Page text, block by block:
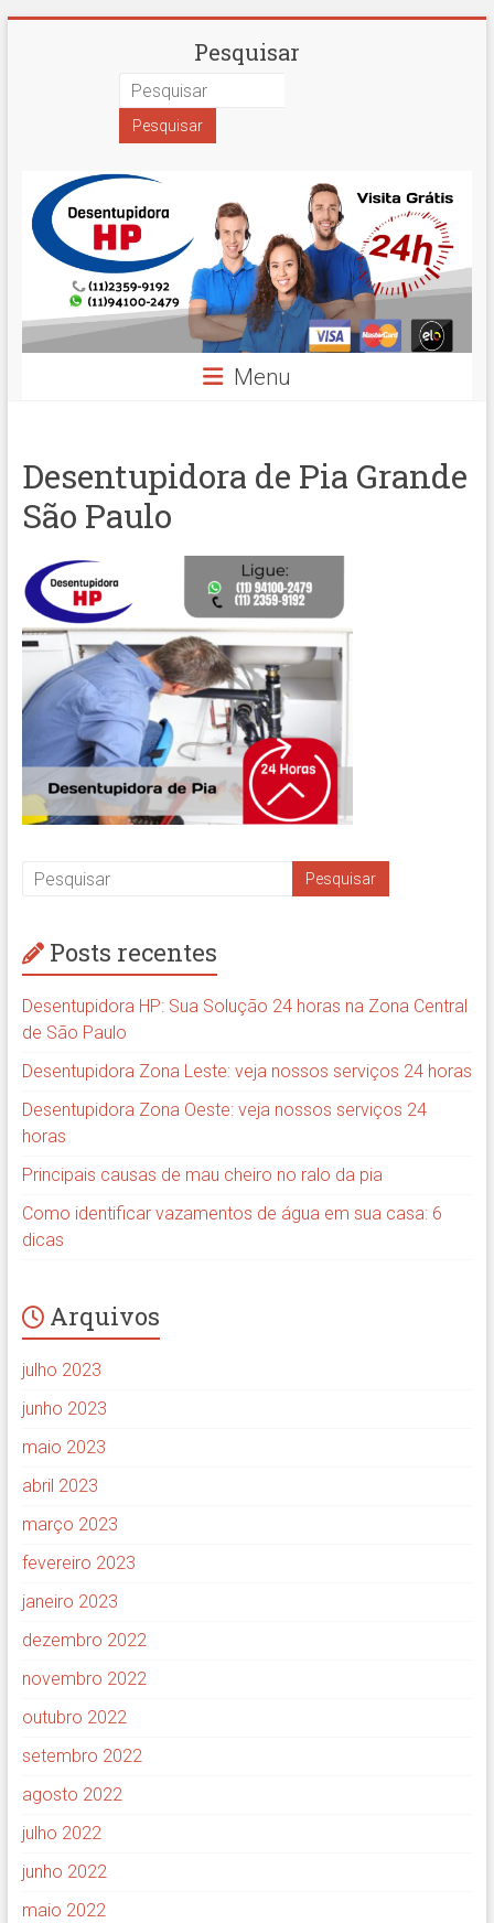
Desentupidora
Paulo
Hidro
Prime
Pesquisar
Menu
Desentupidora de Pia Grande
São Paulo
Posts recentes
Desentupidora HP: Sua Solução 24 horas na Zona Central
de São Paulo
Desentupidora Zona Leste: veja nossos serviços 24 horas
Desentupidora Zona Oeste: veja nossos serviços 24
horas
Principais causas de mau cheiro no ralo da pia
Como identificar vazamentos de água em sua casa: 6
dicas
Arquivos
julho 2023
junho 2023
maio 2023
abril 2023
março 2023
fevereiro 2023
janeiro 2023
dezembro 2022
novembro 2022
outubro 2022
setembro 2022
agosto 2022
julho 2022
junho 2022
maio 2022